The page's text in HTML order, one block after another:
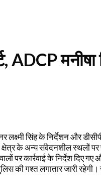
मनीषा
सिंह के निर्देशन और
के अन्य संवेदनशील स्थलों
पर कार्रवाई के निर्देश
की गश्त लगातार जारी